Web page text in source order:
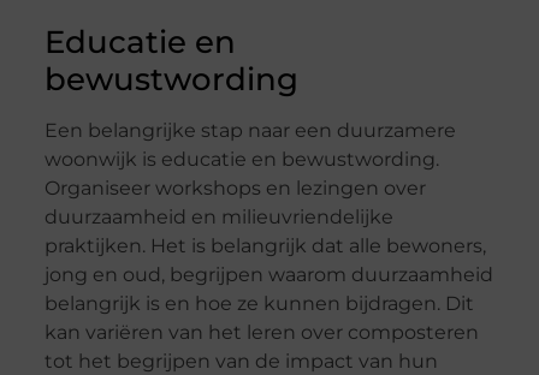
Educatie en
bewustwording
Een belangrijke stap naar een duurzamere
woonwijk is educatie en bewustwording.
Organiseer workshops en lezingen over
duurzaamheid en milieuvriendelijke
praktijken. Het is belangrijk dat alle bewoners,
jong en oud, begrijpen waarom duurzaamheid
belangrijk is en hoe ze kunnen bijdragen. Dit
kan variëren van het leren over composteren
tot het begrijpen van de impact van hun